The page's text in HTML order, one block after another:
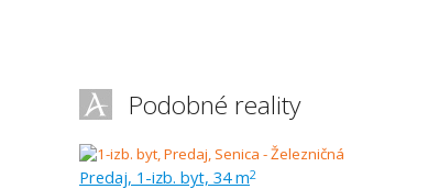
Podobné reality
Predaj, 1-izb. byt, 34 m2